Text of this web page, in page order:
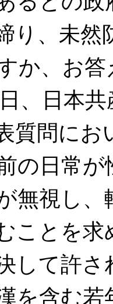
り、未
か、お
、日本共
質問に
の日常
無視し
ことを
して許
を含む